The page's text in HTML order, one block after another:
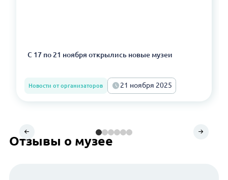
С 17 по 21 ноября открылись новые музеи
Новости от организаторов 21 ноября 2025
Отзывы о музее